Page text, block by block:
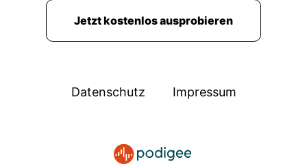
Jetzt kostenlos ausprobieren
Datenschutz Impressum